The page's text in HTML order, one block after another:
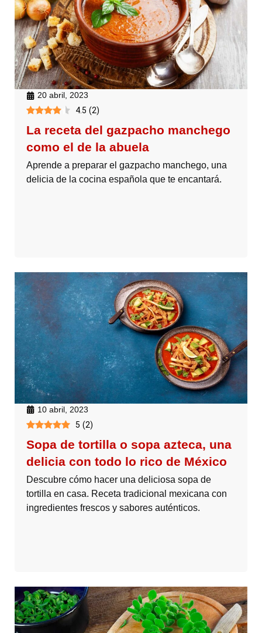
20 abril, 2023
4.5 (2)
La receta del gazpacho manchego
como el de la abuela
Aprende a preparar el gazpacho manchego, una
delicia de la cocina española que te encantará.
10 abril, 2023
5 (2)
Sopa de tortilla o sopa azteca, una
delicia con todo lo rico de México
Descubre cómo hacer una deliciosa sopa de
tortilla en casa. Receta tradicional mexicana con
ingredientes frescos y sabores auténticos.